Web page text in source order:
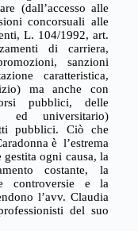
(dall’accesso alle
concorsuali alle
L. 104/1992, art.
di carriera,
sanzioni
caratteristica,
ma anche con
pubblici, delle
ed universitario)
pubblici. Ciò che
è l’estrema
ogni causa, la
costante, la
controversie e la
l’avv. Claudia
del suo